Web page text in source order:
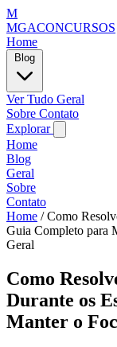
M
MGACONCURSOS
Home
Ver Tudo Geral
Sobre Contato
Explorar
Home
Blog
Geral
Sobre
Contato
Home / Como
Guia Completo para
Geral
Como
Durante os
Manter o